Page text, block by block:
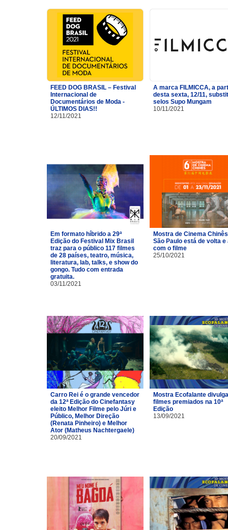
FEED DOG BRASIL – Festival
Internacional de
Documentários de Moda -
ÚLTIMOS DIAS!!
12/11/2021
A marca FILMICCA, a
desta sexta, 12/11,
selos Supo Mungam
10/11/2021
Em formato híbrido a 29ª
Edição do Festival Mix Brasil
traz para o público 117 filmes
de 28 países, teatro, música,
literatura, lab, talks, e show do
gongo. Tudo com entrada
gratuita.
03/11/2021
Mostra de Cinema
São Paulo está de volta e
com o filme
25/10/2021
Carro Rei é o grande vencedor
da 12ª Edição do Cinefantasy
eleito Melhor Filme pelo Júri e
Público, Melhor Direção
(Renata Pinheiro) e Melhor
Ator (Matheus Nachtergaele)
20/09/2021
Mostra Ecofalante
filmes premiados na 10ª
Edição
13/09/2021